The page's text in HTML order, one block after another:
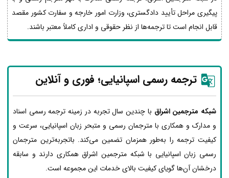
پیگیری مراحل تأیید دادگستری، وزارت امور خارجه و سفارت کشور مقصد
قابل انجام است تا ترجمه‌ها از نظر حقوقی و اداری کاملاً معتبر باشند.
ترجمه رسمی اسپانیایی؛ فوری و آنلاین
شبکه مترجمین اشراق با چندین سال تجربه در زمینه ترجمه رسمی اسناد
و مدارک و همکاری با مترجمان رسمی و متبحر زبان اسپانیایی، سرعت و
کیفیت ترجمه را به‌طور همزمان تضمین می‌کند. باتجربه‌ترین مترجمان
رسمی زبان اسپانیایی با شبکه مترجمین اشراق همکاری دارند و سابقه
درخشان آن‌ها گویای کیفیت بالای خدمات این مجموعه است.